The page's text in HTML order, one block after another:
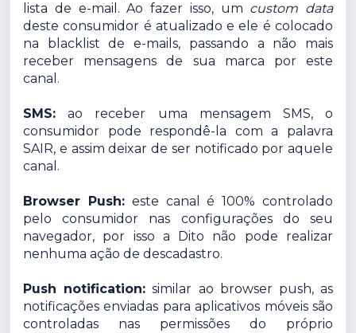
lista de e-mail. Ao fazer isso, um custom data
deste consumidor é atualizado e ele é colocado
na blacklist de e-mails, passando a não mais
receber mensagens de sua marca por este
canal.
SMS: ao receber uma mensagem SMS, o
consumidor pode respondê-la com a palavra
SAIR, e assim deixar de ser notificado por aquele
canal.
Browser Push:este canal é 100% controlado
pelo consumidor nas configurações do seu
navegador, por isso a Dito não pode realizar
nenhuma ação de descadastro.
Push notification: similar ao browser push, as
notificações enviadas para aplicativos móveis são
controladas nas permissões do próprio